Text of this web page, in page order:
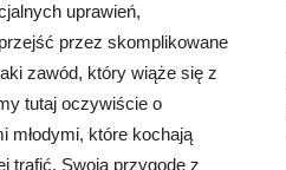
uprawień,
przez skomplikowane
zawód, który wiąże się z
tutaj oczywiście o
młodymi, które kochają
trafić. Swoją przygodę z